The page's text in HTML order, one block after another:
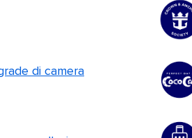
di camera